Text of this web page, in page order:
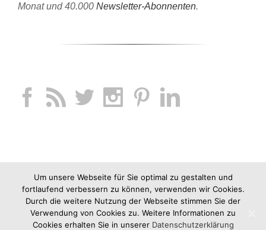
Monat und 40.000 Newsletter-Abonnenten.
Um unsere Webseite für Sie optimal zu gestalten und
fortlaufend verbessern zu können, verwenden wir Cookies.
Durch die weitere Nutzung der Webseite stimmen Sie der
Verwendung von Cookies zu. Weitere Informationen zu
Cookies erhalten Sie in unserer Datenschutzerklärung